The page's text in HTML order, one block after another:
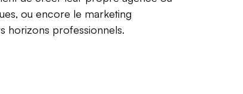
ou encore le marketing
horizons professionnels.